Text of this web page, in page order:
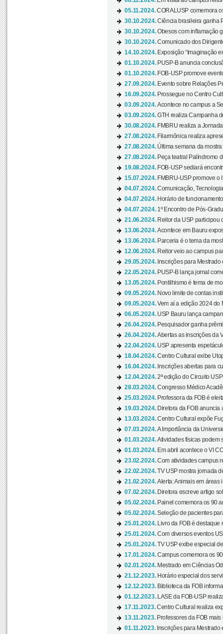
05.11.2024.CORALUSP comemora
30.10.2024.Ciência brasileira ganha
30.10.2024.Obesos com inflamação
30.10.2024.Comunicado dos
14.10.2024. Exposição “Imaginação
01.10.2024. PUSP-B anuncia
01.10.2024. FOB-USP promove
27.09.2024. Evento sobre Relações
16.09.2024. Prossegue no Centro
03.09.2024.Acontece no campus a
03.09.2024.GTH realiza Campanha
30.08.2024. FMBRU realiza a
27.08.2024. Filarmônica realiza
27.08.2024. Última semana da
27.08.2024. Peça teatral Palíndromo
19.08.2024. FOB-USP sediará
15.07.2024. FMBRU-USP promove o
04.07.2024.Comunicação,
04.07.2024. Horário de
04.07.2024. 1º Encontro de Pós-
21.06.2024. Reitor da USP participou
13.06.2024.Acontece em Bauru
13.06.2024. Parceria é o tema da
12.06.2024. Reitor veio ao campus
29.05.2024. Inscrições para
22.05.2024. PUSP-B lança jornal
13.05.2024. Pontilhismo é tema de
09.05.2024. Novo limite de contas
09.05.2024.Vem aí a edição 2024 do
06.05.2024. USP Bauru lança
26.04.2024. Pesquisador ganha
26.04.2024.Abertas as inscrições da
22.04.2024. USP apresenta
18.04.2024.Centro Cultural exibe
16.04.2024. Inscrições abertas para
12.04.2024.2ª edição do Circuito
28.03.2024.Congresso Médico
25.03.2024. Professora da FOB é
19.03.2024. Diretora da FOB anuncia
13.03.2024.Centro Cultural expõe
07.03.2024.A Importância da
01.03.2024.Atividades físicas podem
01.03.2024. Em abril acontece o VI
23.02.2024.Com atividades campus
22.02.2024.TV USP mostra jornada
21.02.2024.Alerta: Animais em áreas
07.02.2024. Diretora escreve artigo
05.02.2024. Painel comemora os 90
05.02.2024.Seleção de pacientes
25.01.2024.
Livro da FOB é destaque
25.01.2024.Com diversos eventos
25.01.2024.TV USP exibe especial
17.01.2024.Campus comemora os
02.01.2024. Mestrado em Ciências
21.12.2023. Horário especial dos
12.12.2023. Biblioteca da FOB
01.12.2023.
LASE da FOB-USP
17.11.2023.Centro Cultural realiza
13.11.2023. Professores da FOB
01.11.2023. Inscrições para